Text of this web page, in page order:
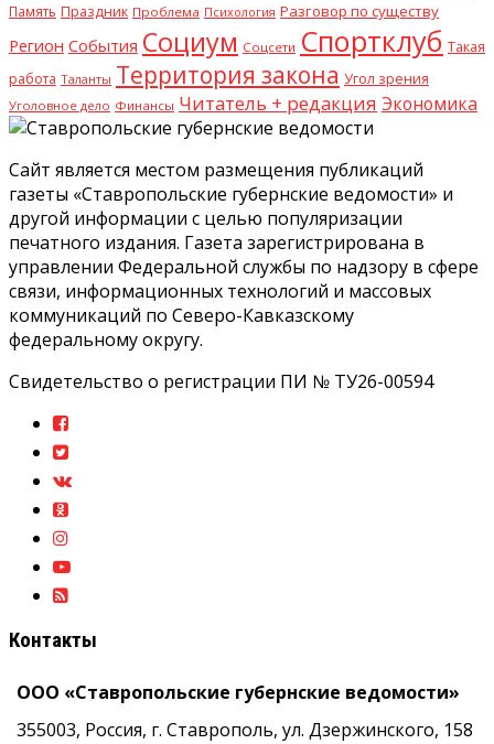
Память Праздник Проблема Психология Разговор по существу
Регион События Социум Соцсети Спортклуб Такая
работа Таланты Территория закона Угол зрения
Уголовное дело Финансы Читатель + редакция Экономика
Сайт является местом размещения публикаций
газеты «Ставропольские губернские ведомости» и
другой информации с целью популяризации
печатного издания. Газета зарегистрирована в
управлении Федеральной службы по надзору в сфере
связи, информационных технологий и массовых
коммуникаций по Северо-Кавказскому
федеральному округу.
Свидетельство о регистрации ПИ № ТУ26-00594
Контакты
ООО «Ставропольские губернские ведомости»
355003, Россия, г. Ставрополь, ул. Дзержинского, 158